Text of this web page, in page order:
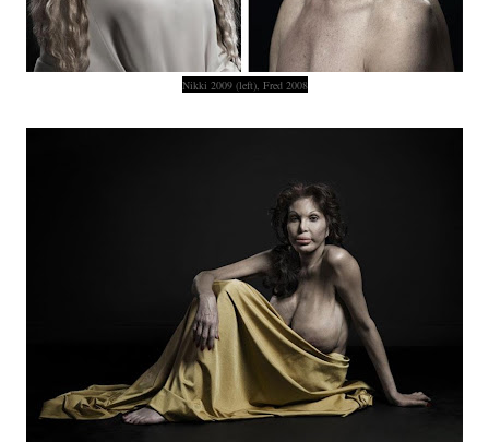
Nikki 2009 (left), Fred 2008